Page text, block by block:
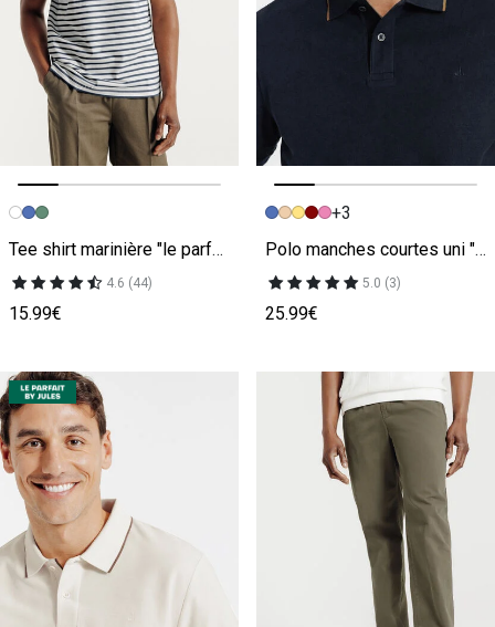
Image précédente
Image suivante
Tee shirt marinière "le parfait by JULES"
4.6 (44)
15.99€
Image précédente
Image suivante
+3
Polo manches courtes uni "le parfait by JULES"
5.0 (3)
25.99€